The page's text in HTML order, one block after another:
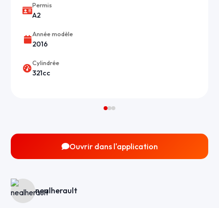
Permis
A2
Année modèle
2016
Cylindrée
321cc
Ouvrir dans l'application
nealherault